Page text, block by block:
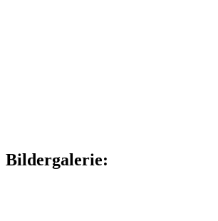
Bildergalerie: